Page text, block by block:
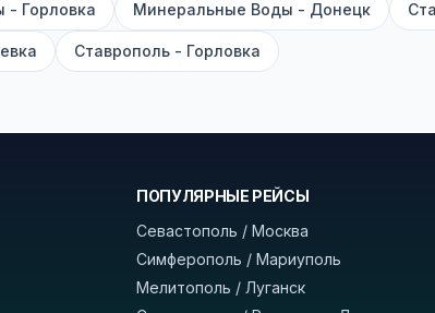
С уважением, командаBUSTRIP.PRO
Горловка Минеральные Воды - Донецк
Ставрополь - Горловка
ПОПУЛЯРНЫЕ РЕЙСЫ
Севастополь / Москва
Симферополь / Мариуполь
Мелитополь / Луганск